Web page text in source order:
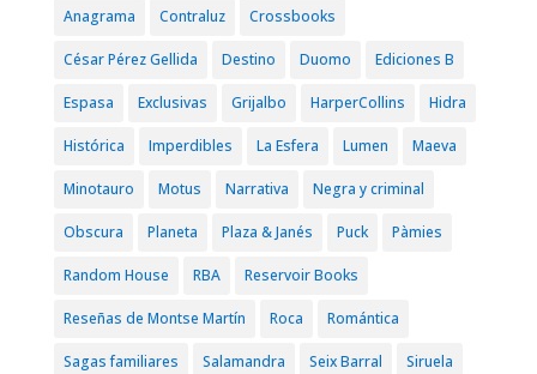
Anagrama Contraluz Crossbooks
César Pérez Gellida Destino Duomo Ediciones B
Espasa Exclusivas Grijalbo HarperCollins Hidra
Histórica Imperdibles La Esfera Lumen Maeva
Minotauro Motus Narrativa Negra y criminal
Obscura Planeta Plaza & Janés Puck Pàmies
Random House RBA Reservoir Books
Reseñas de Montse Martín Roca Romántica
Sagas familiares Salamandra Seix Barral Siruela